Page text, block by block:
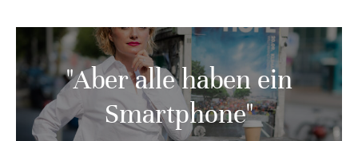
"Aber alle haben ein
Smartphone"